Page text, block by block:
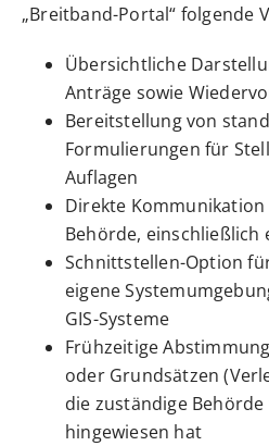
„Breitband-Portal“ folgende
Übersichtliche
Anträge sowie
Bereitstellung von
Formulierungen für
Auflagen
Direkte
Behörde, einschließlich
Schnittstellen-Option
eigene
GIS-Systeme
Frühzeitige
oder Grundsätzen
die zuständige
hingewiesen hat